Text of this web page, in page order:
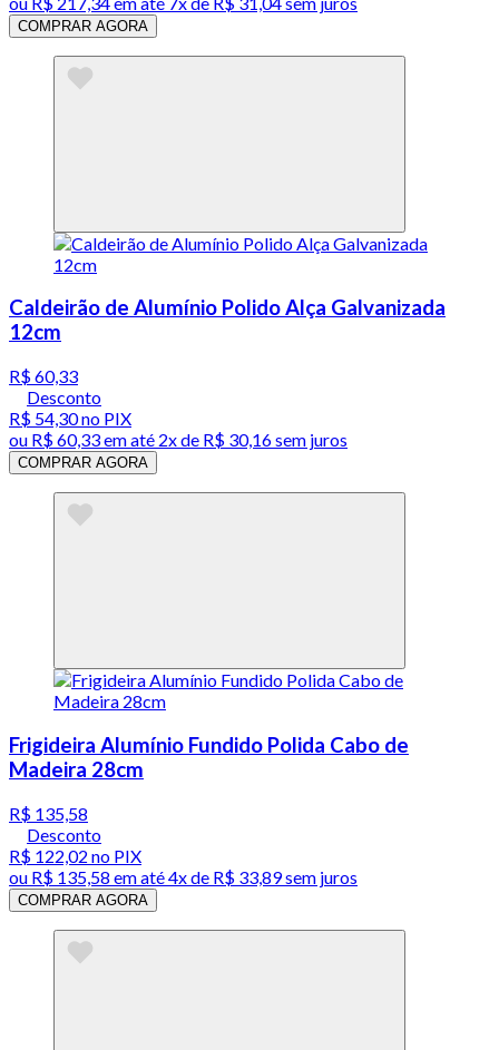
COMPRAR AGORA
Caldeirão de Alumínio Polido Alça Galvanizada
12cm
R$ 60,33
Desconto
R$ 54,30no PIX
ou R$ 60,33em até 2x de R$ 30,16 sem juros
COMPRAR AGORA
Frigideira Alumínio Fundido Polida Cabo de
Madeira 28cm
R$ 135,58
Desconto
R$ 122,02 no PIX
ou R$ 135,58 em até4x de R$ 33,89 sem juros
COMPRAR AGORA